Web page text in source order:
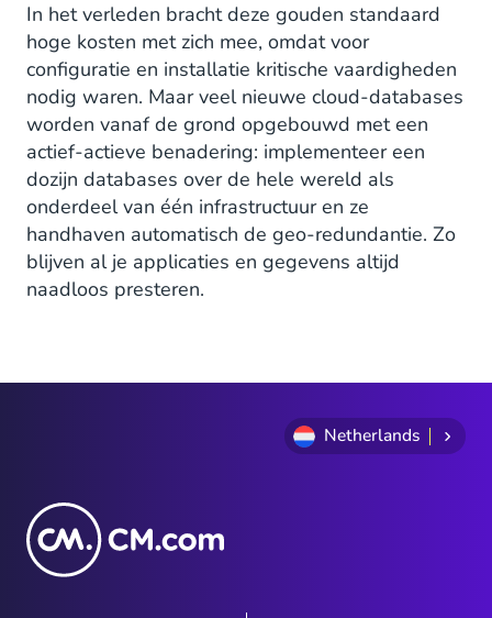
In het verleden bracht deze gouden standaard
hoge kosten met zich mee, omdat voor
configuratie en installatie kritische vaardigheden
nodig waren. Maar veel nieuwe cloud-databases
worden vanaf de grond opgebouwd met een
actief-actieve benadering: implementeer een
dozijn databases over de hele wereld als
onderdeel van één infrastructuur en ze
handhaven automatisch de geo-redundantie. Zo
blijven al je applicaties en gegevens altijd
naadloos presteren.
Netherlands